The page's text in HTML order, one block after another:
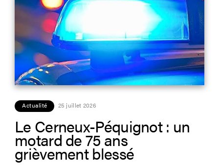
Actualité 25 juillet 2026
Le Cerneux-Péquignot : un
motard de 75 ans
grièvement blessé